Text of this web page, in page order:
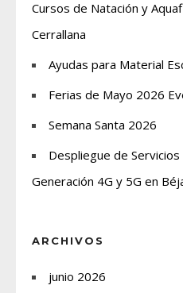
Cursos de Natación y
Cerrallana
Ayudas para Material
Ferias de Mayo 2026
Semana Santa 2026
Despliegue de
Generación 4G y 5G en
ARCHIVOS
junio 2026